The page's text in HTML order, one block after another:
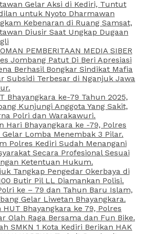
Gelar Aksi di Kediri, Tuntut
untuk Nyoto Dharmawan
Kebenaran di Ruang Samsat,
Diusir Saat Ungkap Dugaan
PEMBERITAAN MEDIA SIBER
Jombang Patut Di Beri Apresiasi
Berhasil Bongkar Sindikat Mafia
Subsidi Terbesar di Nganjuk Jawa
Bhayangkara ke-79 Tahun 2025,
Kunjungi Anggota Yang Sakit,
Polri dan Warakawuri.
Hari Bhayangkara ke -79, Polres
Gelar Lomba Menembak 3 Pilar.
Polres Kediri Sudah Menangani
Secara Profesional Sesuai
Ketentuan Hukum.
Tangkap Pengedar Okerbaya di
Butir Pil LL Diamankan Polisi.
ke – 79 dan Tahun Baru Islam,
Gelar Liwetan Bhayangkara.
HUT Bhayangkara ke 79, Polres
Olah Raga Bersama dan Fun Bike.
SMKN 1 Kota Kediri Berikan HAK